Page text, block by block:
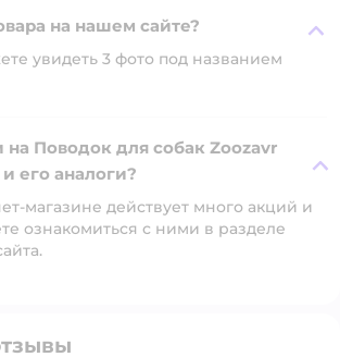
на нашем сайте?
увидеть 3 фото под названием
на Поводок для собак Zoozavr
его аналоги?
магазине действует много акций и
ознакомиться с ними в разделе